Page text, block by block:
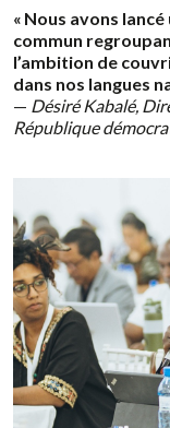
« Nous avons
commun
l’ambition de
dans nos langues
— Désiré Kabalé,
République